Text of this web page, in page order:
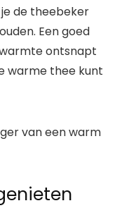
de theebeker
Een goed
ontsnapt
warme thee kunt
van een warm